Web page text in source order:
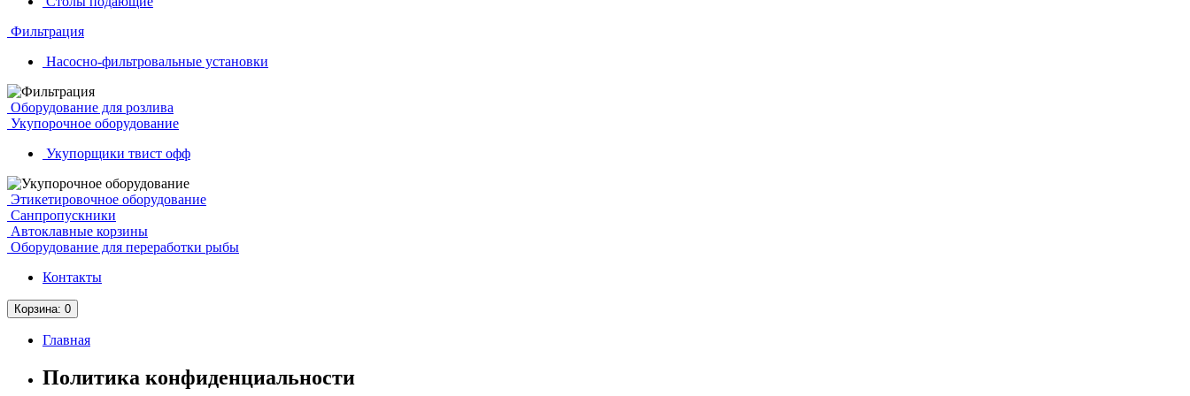
Фильтрация
Насосно-фильтровальные установки
Оборудование для розлива
Укупорочное оборудование
Укупорщики твист офф
Этикетировочное оборудование
Санпропускники
Автоклавные корзины
Оборудование для переработки рыбы
Контакты
Корзина: 0
Главная
Политика конфиденциальности